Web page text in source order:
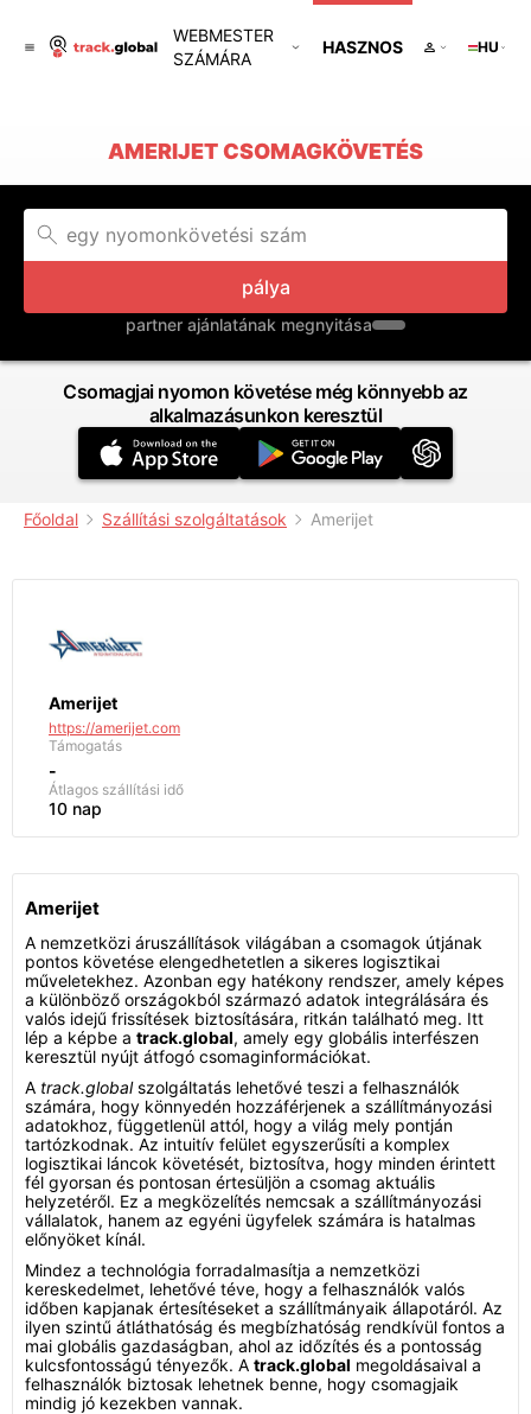
WEBMESTER
SZÁMÁRA
HASZNOS HU
AMERIJET CSOMAGKÖVETÉS
pálya
partner ajánlatának megnyitása
Csomagjai nyomon követése még könnyebb az
alkalmazásunkon keresztül
Főoldal Szállítási szolgáltatások Amerijet
Amerijet
https://amerijet.com
Támogatás
-
Átlagos szállítási idő
10 nap
Amerijet
A nemzetközi áruszállítások világában a csomagok útjának
pontos követése elengedhetetlen a sikeres logisztikai
műveletekhez. Azonban egy hatékony rendszer, amely képes
a különböző országokból származó adatok integrálására és
valós idejű frissítések biztosítására, ritkán található meg. Itt
lép a képbe a track.global, amely egy globális interfészen
keresztül nyújt átfogó csomaginformációkat.
A track.globalszolgáltatás lehetővé teszi a felhasználók
számára, hogy könnyedén hozzáférjenek a szállítmányozási
adatokhoz, függetlenül attól, hogy a világ mely pontján
tartózkodnak. Az intuitív felület egyszerűsíti a komplex
logisztikai láncok követését, biztosítva, hogy minden érintett
fél gyorsan és pontosan értesüljön a csomag aktuális
helyzetéről. Ez a megközelítés nemcsak a szállítmányozási
vállalatok, hanem az egyéni ügyfelek számára is hatalmas
előnyöket kínál.
Mindez a technológia forradalmasítja a nemzetközi
kereskedelmet, lehetővé téve, hogy a felhasználók valós
időben kapjanak értesítéseket a szállítmányaik állapotáról. Az
ilyen szintű átláthatóság és megbízhatóság rendkívül fontos a
mai globális gazdaságban, ahol az időzítés és a pontosság
kulcsfontosságú tényezők. A track.global megoldásaival a
felhasználók biztosak lehetnek benne, hogy csomagjaik
mindig jó kezekben vannak.